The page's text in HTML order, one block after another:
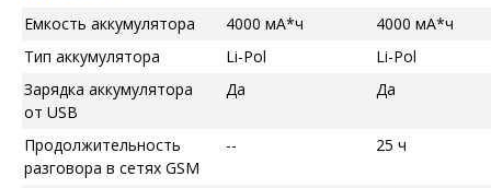
Емкость аккумулятора
4000 мА*ч
4000 мА*ч
Тип аккумулятора
Li-Pol
Li-Pol
Зарядка аккумулятора
от USB
Да Да
Продолжительность
разговора в сетях GSM
-- 25 ч